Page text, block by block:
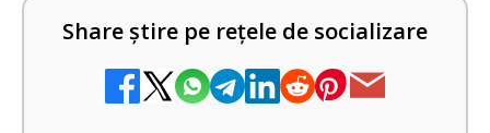
Share știre pe rețele de socializare